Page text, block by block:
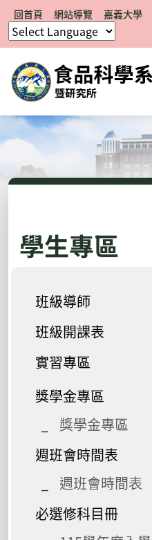
回首頁 網站導覽 嘉義大學
學生專區
班級導師
班級開課表
實習專區
獎學金專區
獎學金專區
週班會時間表
週班會時間表
必選修科目冊